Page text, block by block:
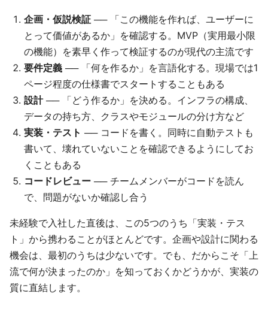
企画・仮説検証 ── 「この機能を作れば、ユーザーに
とって価値があるか」を確認する。MVP（実用最小限
の機能）を素早く作って検証するのが現代の主流です
要件定義 ── 「何を作るか」を言語化する。現場では1
ページ程度の仕様書でスタートすることもある
設計── 「どう作るか」を決める。インフラの構成、
データの持ち方、クラスやモジュールの分け方など
実装・テスト ── コードを書く。同時に自動テストも
書いて、壊れていないことを確認できるようにしてお
くこともある
コードレビュー ── チームメンバーがコードを読ん
で、問題がないか確認し合う
未経験で入社した直後は、この5つのうち「実装・テス
ト」から携わることがほとんどです。企画や設計に関わる
機会は、最初のうちは少ないです。でも、だからこそ「上
流で何が決まったのか」を知っておくかどうかが、実装の
質に直結します。